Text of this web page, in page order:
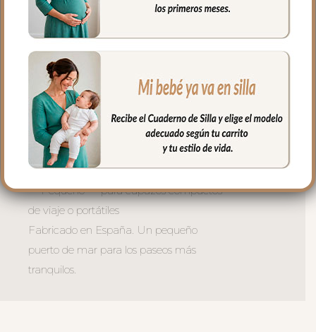
La versión desenfundable lleva la
funcionalidad un paso más allá: la tapa
del saco se transforma en una mantita
independiente para usar cuando quieras.
**Tres tamaños para cada capazo:
– Universal — se adapta a la mayoría de
capazos del mercado
– Gemelar — diseñado para capazos
dobles de gemelos
– -Pequeño — para capazos compactos
de viaje o portátiles
Fabricado en España. Un pequeño
puerto de mar para los paseos más
tranquilos.